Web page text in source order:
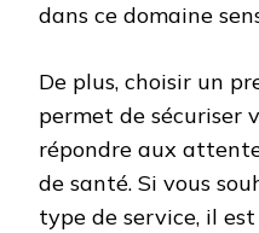
dans ce domaine
De plus, choisir un
permet de sécuriser
répondre aux
de santé. Si vous
type de service, il